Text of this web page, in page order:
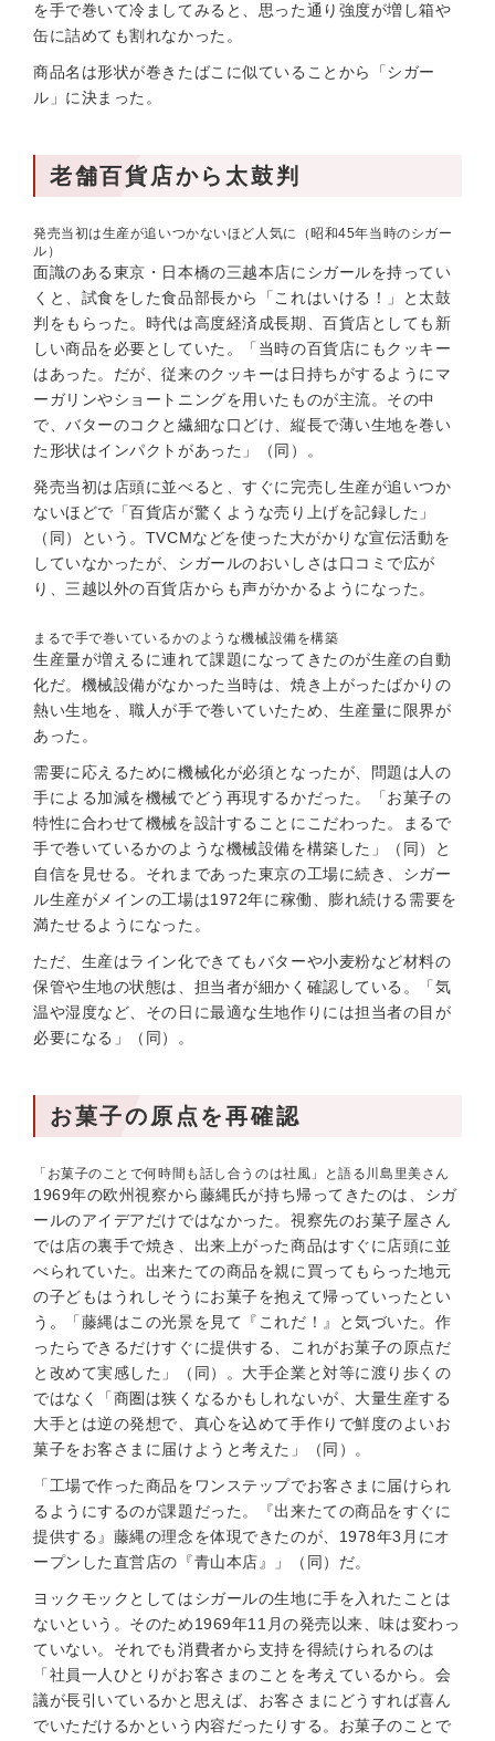
を手で巻いて冷ましてみると、思った通り強度が増し箱や
缶に詰めても割れなかった。
商品名は形状が巻きたばこに似ていることから「シガー
ル」に決まった。
老舗百貨店から太鼓判
発売当初は生産が追いつかないほど人気に（昭和45年当時のシガー
ル）
面識のある東京・日本橋の三越本店にシガールを持ってい
くと、試食をした食品部長から「これはいける！」と太鼓
判をもらった。時代は高度経済成長期、百貨店としても新
しい商品を必要としていた。「当時の百貨店にもクッキー
はあった。だが、従来のクッキーは日持ちがするようにマ
ーガリンやショートニングを用いたものが主流。その中
で、バターのコクと繊細な口どけ、縦長で薄い生地を巻い
た形状はインパクトがあった」（同）。
発売当初は店頭に並べると、すぐに完売し生産が追いつか
ないほどで「百貨店が驚くような売り上げを記録した」
（同）という。TVCMなどを使った大がかりな宣伝活動を
していなかったが、シガールのおいしさは口コミで広が
り、三越以外の百貨店からも声がかかるようになった。
まるで手で巻いているかのような機械設備を構築
生産量が増えるに連れて課題になってきたのが生産の自動
化だ。機械設備がなかった当時は、焼き上がったばかりの
熱い生地を、職人が手で巻いていたため、生産量に限界が
あった。
需要に応えるために機械化が必須となったが、問題は人の
手による加減を機械でどう再現するかだった。「お菓子の
特性に合わせて機械を設計することにこだわった。まるで
手で巻いているかのような機械設備を構築した」（同）と
自信を見せる。それまであった東京の工場に続き、シガー
ル生産がメインの工場は1972年に稼働、膨れ続ける需要を
満たせるようになった。
ただ、生産はライン化できてもバターや小麦粉など材料の
保管や生地の状態は、担当者が細かく確認している。「気
温や湿度など、その日に最適な生地作りには担当者の目が
必要になる」（同）。
お菓子の原点を再確認
「お菓子のことで何時間も話し合うのは社風」と語る川島里美さん
1969年の欧州視察から藤縄氏が持ち帰ってきたのは、シガ
ールのアイデアだけではなかった。視察先のお菓子屋さん
では店の裏手で焼き、出来上がった商品はすぐに店頭に並
べられていた。出来たての商品を親に買ってもらった地元
の子どもはうれしそうにお菓子を抱えて帰っていったとい
う。「藤縄はこの光景を見て『これだ！』と気づいた。作
ったらできるだけすぐに提供する、これがお菓子の原点だ
と改めて実感した」（同）。大手企業と対等に渡り歩くの
ではなく「商圏は狭くなるかもしれないが、大量生産する
大手とは逆の発想で、真心を込めて手作りで鮮度のよいお
菓子をお客さまに届けようと考えた」（同）。
「工場で作った商品をワンステップでお客さまに届けられ
るようにするのが課題だった。『出来たての商品をすぐに
提供する』藤縄の理念を体現できたのが、1978年3月にオ
ープンした直営店の『青山本店』」（同）だ。
ヨックモックとしてはシガールの生地に手を入れたことは
ないという。そのため1969年11月の発売以来、味は変わっ
ていない。それでも消費者から支持を得続けられるのは
「社員一人ひとりがお客さまのことを考えているから。会
議が長引いているかと思えば、お客さまにどうすれば喜ん
でいただけるかという内容だったりする。お菓子のことで